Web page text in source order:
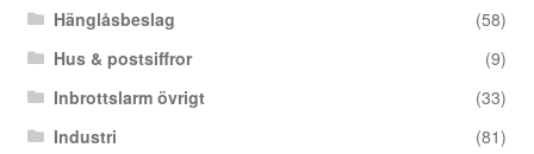
Hänglåsbeslag
(58)
Hus & postsiffror
(9)
Inbrottslarm övrigt
(33)
Industri
(81)